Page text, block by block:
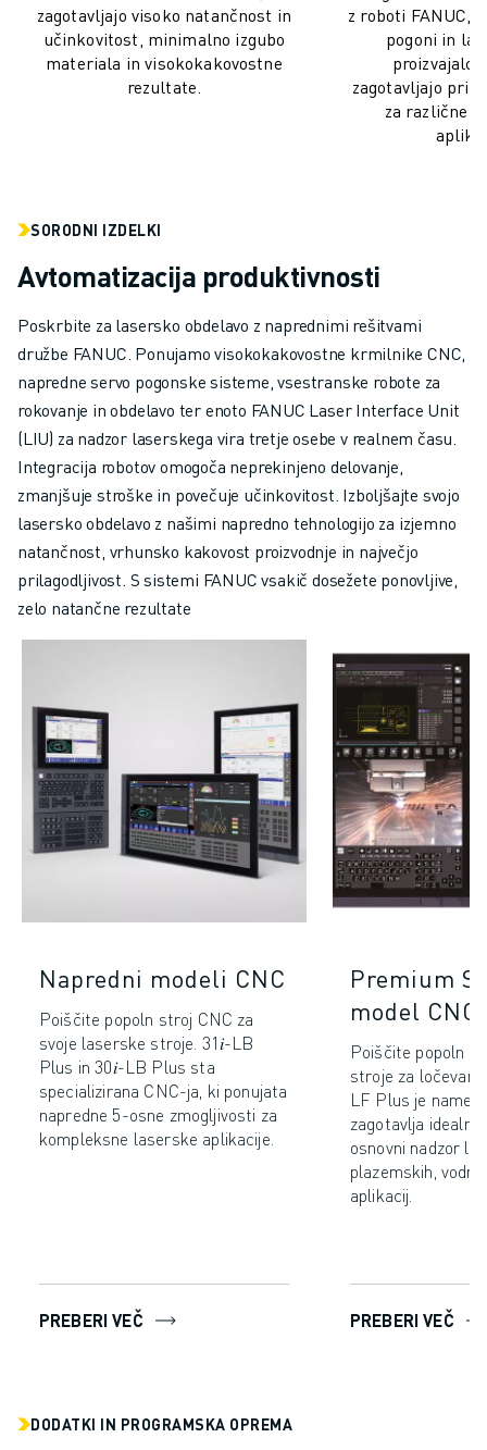
USPOSABLJANJE IN IZOBRAŽEVANJE
FANUC AKADEMIJA
REŠITVE ZA INDUSTRIJE
REŠITVE ZA IZOBRAŽEVANJE
DOGODKI
IZOBRAŽEVALNI DOGODKI
O DRUŽBI FANUC
O DRUŽBI FANUC
FANUC V EVROPI
NAŠE LOKACIJE
TRAJNOSTNI RAZVOJ
KARIERA
OBLIKUJTE SVOJO PRIHODNOST S PODJETJEM FANUC
PRIDRUŽITE SE NAM » KARIERNI PORTAL
KONTAKT
LOKACIJE
ODTIS
zagotavljajo visoko natančnost in
učinkovitost, minimalno izgubo
materiala in visokokakovostne
rezultate.
z roboti FANUC,
pogoni in
zagotavljajo
za različne
SORODNI IZDELKI
Avtomatizacija produktivnosti
Poskrbite za lasersko obdelavo z naprednimi rešitvami
družbe FANUC. Ponujamo visokokakovostne krmilnike CNC,
napredne servo pogonske sisteme, vsestranske robote za
rokovanje in obdelavo ter enoto FANUC Laser Interface Unit
(LIU) za nadzor laserskega vira tretje osebe v realnem času.
Integracija robotov omogoča neprekinjeno delovanje,
zmanjšuje stroške in povečuje učinkovitost. Izboljšajte svojo
lasersko obdelavo z našimi napredno tehnologijo za izjemno
natančnost, vrhunsko kakovost proizvodnje in največjo
prilagodljivost. S sistemi FANUC vsakič dosežete ponovljive,
zelo natančne rezultate
Napredni modeli CNC
Poiščite popoln stroj CNC za
svoje laserske stroje. 31𝑖-LB
Plus in 30𝑖-LB Plus sta
specializirana CNC-ja, ki ponujata
napredne 5-osne zmogljivosti za
kompleksne laserske aplikacije.
PREBERI VEČ
Premium
model CNC
Poiščite popoln
stroje za
LF Plus je
zagotavlja
osnovni nadzor
plazemskih,
aplikacij.
PREBERI VEČ
DODATKI IN PROGRAMSKA OPREMA